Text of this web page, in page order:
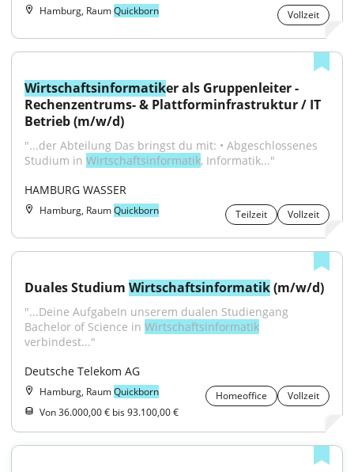
Hamburg, RaumQuickborn Vollzeit
Wirtschaftsinformatiker als Gruppenleiter -
Rechenzentrums- & Plattforminfrastruktur / IT
Betrieb (m/w/d)
"...der Abteilung Das bringst du mit: • Abgeschlossenes
Studium in Wirtschaftsinformatik, Informatik..."
HAMBURG WASSER
Hamburg, RaumQuickborn Teilzeit Vollzeit
Duales Studium Wirtschaftsinformatik (m/w/d)
"...Deine AufgabeIn unserem dualen Studiengang
Bachelor of Science in Wirtschaftsinformatik
verbindest..."
Deutsche Telekom AG
Hamburg, RaumQuickborn Homeoffice
Vollzeit
Von 36.000,00 € bis 93.100,00 €